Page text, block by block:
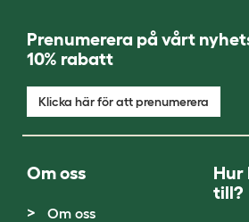
Prenumerera på vårt
10% rabatt
Klicka här för att prenumerera
Om oss
Om oss
Hur
till?